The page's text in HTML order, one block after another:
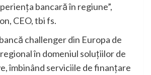
bancară în regiune”,
CEO, tbi fs.
challenger din Europa de
în domeniul soluțiilor de
îmbinând serviciile de finanțare